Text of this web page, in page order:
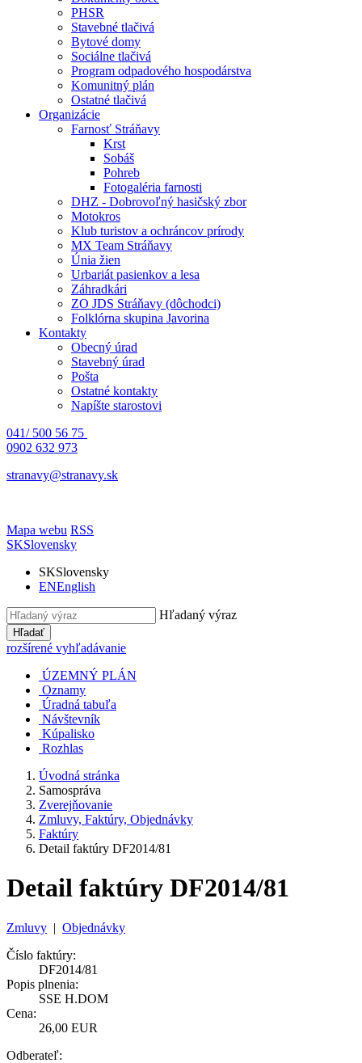
PHSR
Stavebné tlačivá
Bytové domy
Sociálne tlačivá
Program odpadového hospodárstva
Komunitný plán
Ostatné tlačivá
Organizácie
Farnosť Stráňavy
Krst
Sobáš
Pohreb
Fotogaléria farnosti
DHZ - Dobrovoľný hasičský zbor
Motokros
Klub turistov a ochráncov prírody
MX Team Stráňavy
Únia žien
Urbariát pasienkov a lesa
Záhradkári
ZO JDS Stráňavy (dôchodci)
Folklórna skupina Javorina
Kontakty
Obecný úrad
Stavebný úrad
Pošta
Ostatné kontakty
Napíšte starostovi
041/ 500 56 75
0902 632 973
stranavy@stranavy.sk
Mapa webu RSS
SKSlovensky
SKSlovensky
ENEnglish
Hľadaný výraz
Hľadať
rozšírené vyhľadávanie
ÚZEMNÝ PLÁN
Oznamy
Úradná tabuľa
Návštevník
Kúpalisko
Rozhlas
Úvodná stránka
Samospráva
Zverejňovanie
Zmluvy, Faktúry, Objednávky
Faktúry
Detail faktúry DF2014/81
Detail faktúry DF2014/81
Zmluvy | Objednávky
Číslo faktúry:
DF2014/81
Popis plnenia:
SSE H.DOM
Cena:
26,00 EUR
Odberateľ: